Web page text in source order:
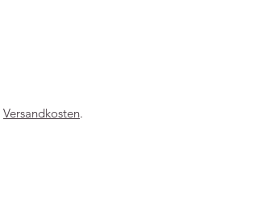
Versandkosten.